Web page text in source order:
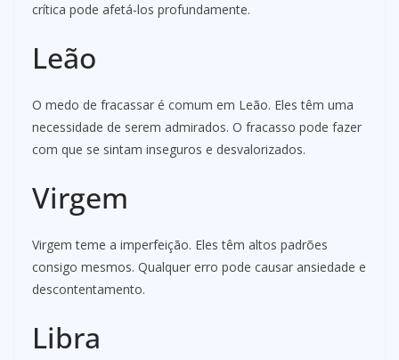
crítica pode afetá-los profundamente.
Leão
O medo de fracassar é comum em Leão. Eles têm uma
necessidade de serem admirados. O fracasso pode fazer
com que se sintam inseguros e desvalorizados.
Virgem
Virgem teme a imperfeição. Eles têm altos padrões
consigo mesmos. Qualquer erro pode causar ansiedade e
descontentamento.
Libra